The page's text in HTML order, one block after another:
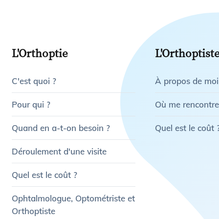
L'Orthoptie
C'est quoi ?
Pour qui ?
Quand en a-t-on besoin ?
Déroulement d'une visite
Quel est le coût ?
Ophtalmologue, Optométriste et
Orthoptiste
À propos de moi
Où me
Quel est le coût